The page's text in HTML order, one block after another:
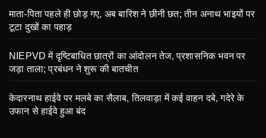
माता-पिता पहले ही छोड़ गए, अब बारिश ने छीनी छत; तीन अनाथ भाइयों पर
टूटा दुखों का पहाड़
NIEPVD में दृष्टिबाधित छात्रों का आंदोलन तेज, प्रशासनिक भवन पर
जड़ा ताला; प्रबंधन ने शुरू की बातचीत
केदारनाथ हाईवे पर मलबे का सैलाब, तिलवाड़ा में कई वाहन दबे, गदेरे के
उफान से हाईवे हुआ बंद